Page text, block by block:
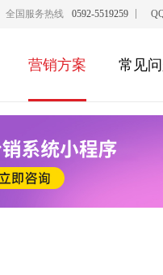
全国服务热线 0592-5519259
营销方案 常见